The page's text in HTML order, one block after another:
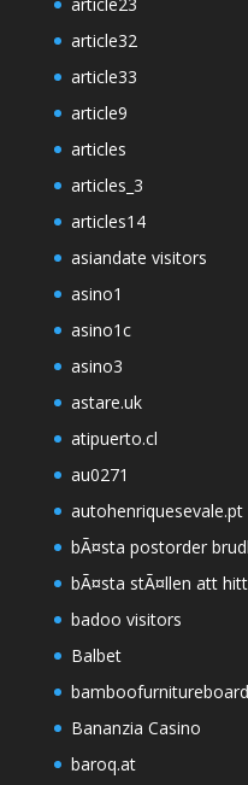
article32
article33
article9
articles
articles_3
articles14
asiandate visitors
asino1
asino1c
asino3
astare.uk
atipuerto.cl
au0271
autohenriquesevale.pt
bÃ¤sta postorder
bÃ¤sta stÃ¤llen att
badoo visitors
Balbet
Bananzia Casino
baroq.at